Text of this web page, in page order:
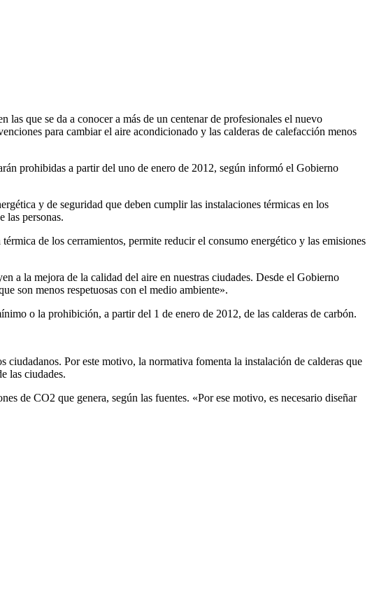
que se da a conocer a más de un centenar de profesionales el nuevo
para cambiar el aire acondicionado y las calderas de calefacción menos
prohibidas a partir del uno de enero de 2012, según informó el Gobierno
y de seguridad que deben cumplir las instalaciones térmicas en los
las personas.
de los cerramientos, permite reducir el consumo energético y las emisiones
a la mejora de la calidad del aire en nuestras ciudades. Desde el Gobierno
son menos respetuosas con el medio ambiente».
o la prohibición, a partir del 1 de enero de 2012, de las calderas de carbón.
Por este motivo, la normativa fomenta la instalación de calderas que
las ciudades.
de CO2 que genera, según las fuentes. «Por ese motivo, es necesario diseñar